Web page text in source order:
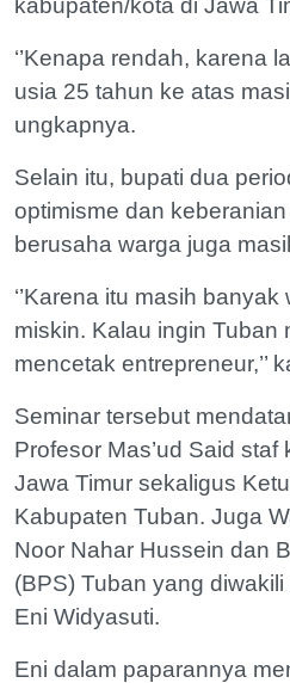
kabupaten/kota di Jawa
‘’Kenapa rendah, karena
usia 25 tahun ke atas
ungkapnya.
Selain itu, bupati dua
optimisme dan
berusaha warga juga
‘’Karena itu masih
miskin. Kalau ingin Tuban
mencetak entrepreneur,’’
Seminar tersebut
Profesor Mas’ud Said
Jawa Timur sekaligus
Kabupaten Tuban. Juga
Noor Nahar Hussein dan
(BPS) Tuban yang diwakili
Eni Widyasuti.
Eni dalam paparannya